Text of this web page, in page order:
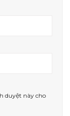
duyệt này cho